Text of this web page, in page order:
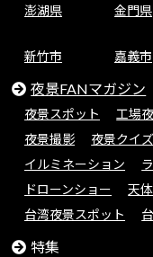
澎湖県
金門県
新竹市 嘉義市
夜景FANマガジン
夜景スポット 工場
夜景撮影
夜景クイズ
イルミネーション
ドローンショー
天体
台湾夜景スポット
特集